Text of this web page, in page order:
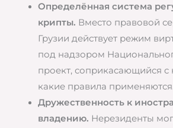
Определённая система
крипты. Вместо правовой
Грузии действует режим
под надзором
проект, соприкасающийся с
какие правила
Дружественность к
владению. Нерезиденты